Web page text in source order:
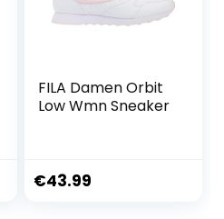
FILA Damen Orbit
Low Wmn Sneaker
€43.99